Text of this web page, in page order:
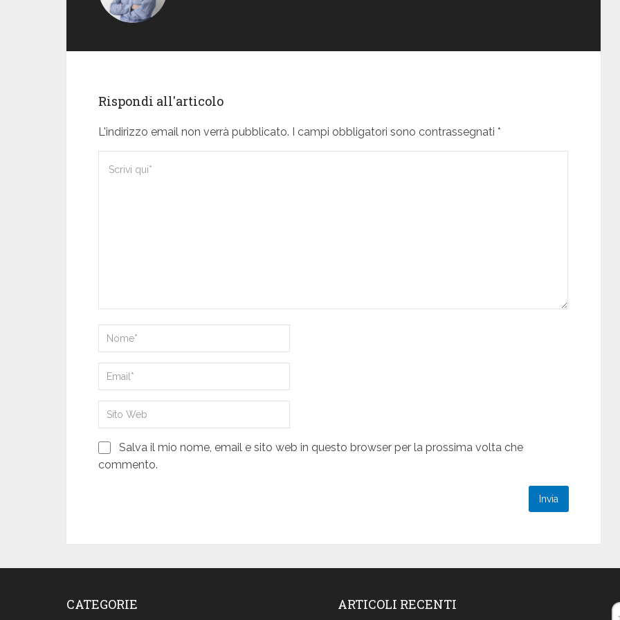
Rispondi all'articolo
L'indirizzo email non verrà pubblicato. I campi obbligatori sono contrassegnati *
Salva il mio nome, email e sito web in questo browser per la prossima volta che
commento.
CATEGORIE ARTICOLI RECENTI